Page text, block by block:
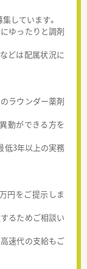
しています。
ゆったりと調剤
どは配属状況に
ラウンダー薬剤
動ができる方を
低3年以上の実務
円をご提示しま
るためご相談い
速代の支給もご